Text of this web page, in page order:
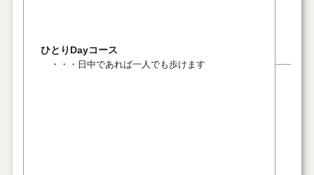
ひとりDayコース
・・・日中であれば一人でも歩けます